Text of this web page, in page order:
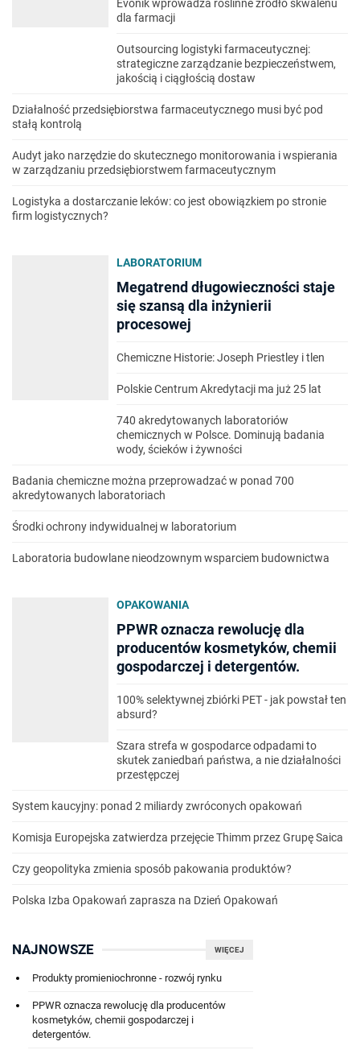
Evonik wprowadza roślinne źródło skwalenu
dla farmacji
Outsourcing logistyki farmaceutycznej:
strategiczne zarządzanie bezpieczeństwem,
jakością i ciągłością dostaw
Działalność przedsiębiorstwa farmaceutycznego musi być pod
stałą kontrolą
Audyt jako narzędzie do skutecznego monitorowania i wspierania
w zarządzaniu przedsiębiorstwem farmaceutycznym
Logistyka a dostarczanie leków: co jest obowiązkiem po stronie
firm logistycznych?
LABORATORIUM
Megatrend długowieczności staje
się szansą dla inżynierii
procesowej
Chemiczne Historie: Joseph Priestley i tlen
Polskie Centrum Akredytacji ma już 25 lat
740 akredytowanych laboratoriów
chemicznych w Polsce. Dominują badania
wody, ścieków i żywności
Badania chemiczne można przeprowadzać w ponad 700
akredytowanych laboratoriach
Środki ochrony indywidualnej w laboratorium
Laboratoria budowlane nieodzownym wsparciem budownictwa
OPAKOWANIA
PPWR oznacza rewolucję dla
producentów kosmetyków, chemii
gospodarczej i detergentów.
100% selektywnej zbiórki PET - jak powstał ten
absurd?
Szara strefa w gospodarce odpadami to
skutek zaniedbań państwa, a nie działalności
przestępczej
System kaucyjny: ponad 2 miliardy zwróconych opakowań
Komisja Europejska zatwierdza przejęcie Thimm przez Grupę Saica
Czy geopolityka zmienia sposób pakowania produktów?
Polska Izba Opakowań zaprasza na Dzień Opakowań
WIĘCEJ
NAJNOWSZE
Produkty promieniochronne - rozwój rynku
PPWR oznacza rewolucję dla producentów
kosmetyków, chemii gospodarczej i
detergentów.